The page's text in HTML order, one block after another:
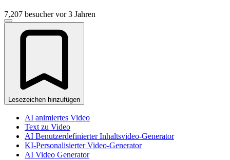
7,207 besucher vor 3 Jahren
Lesezeichen hinzufügen
AI animiertes Video
Text zu Video
AI Benutzerdefinierter Inhaltsvideo-Generator
KI-Personalisierter Video-Generator
AI Video Generator